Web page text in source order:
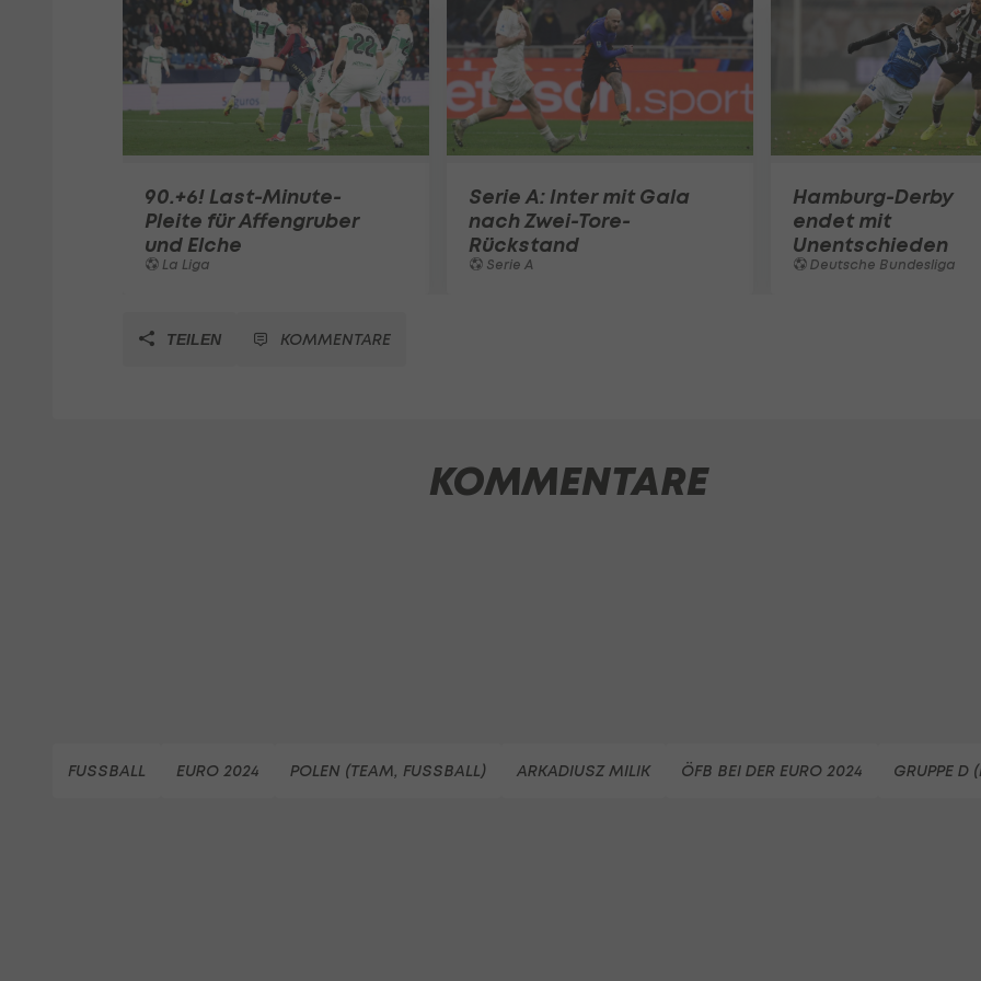
90.+6! Last-Minute-
Pleite für Affengruber
und Elche
La Liga
Serie A: Inter mit Gala
nach Zwei-Tore-
Rückstand
Serie A
Hamburg-Derby
endet mit
Unentschieden
Deutsche Bundesliga
TEILEN KOMMENTARE
KOMMENTARE
FUSSBALL EURO 2024 POLEN (TEAM, FUSSBALL) ARKADIUSZ MILIK ÖFB BEI DER EURO 2024 GRUPPE D